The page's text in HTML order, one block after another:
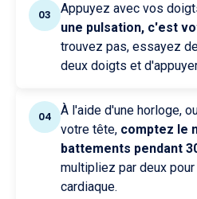
03 Appuyez avec vos
une pulsation, c'est
trouvez pas, essayez
deux doigts et
04
À l'aide d'une horloge,
votre tête, comptez le
battements pendant
multipliez par deux
cardiaque.